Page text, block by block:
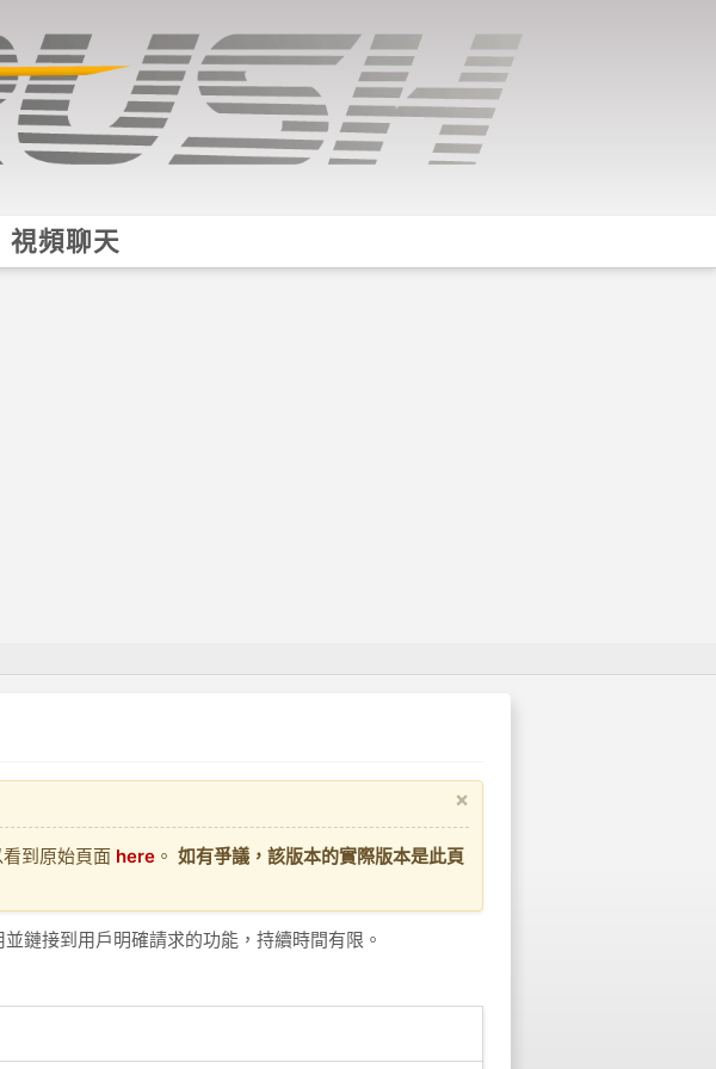
視頻聊天
×
到原始頁面 here。 如有爭議，該版本的實際版本是此頁
鏈接到用戶明確請求的功能，持續時間有限。